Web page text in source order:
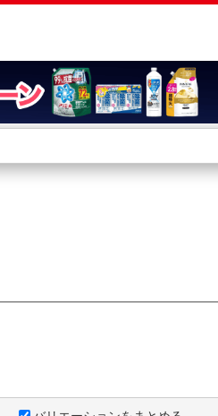
お取り寄せ品入荷状況照会
法人窓口